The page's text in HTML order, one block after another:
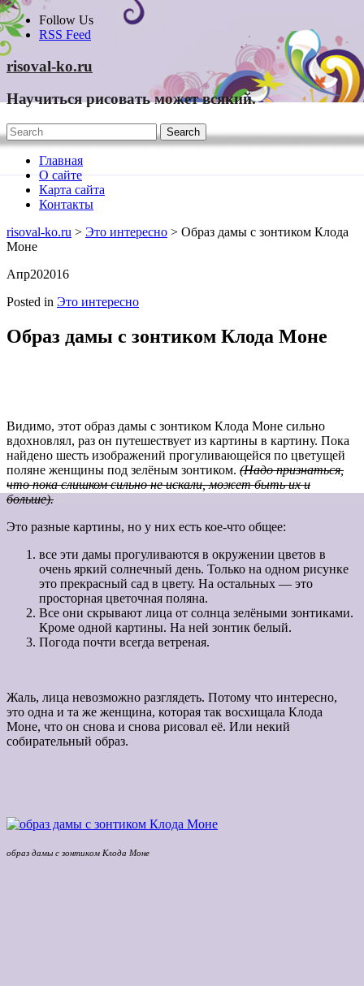
Skip
to
content
Follow Us
RSS Feed
risoval-ko.ru
Научиться рисовать может всякий.
Главная
О сайте
Карта сайта
Контакты
risoval-ko.ru > Это интересно > Образ дамы с зонтиком Клода
Моне
Апр202016
Posted in Это интересно
Образ дамы с зонтиком Клода Моне
Видимо, этот образ дамы с зонтиком Клода Моне сильно
вдохновлял, раз он путешествует из картины в картину. Пока
найдено шесть изображений прогуливающейся по цветущей
поляне женщины под зелёным зонтиком. (Надо признаться,
что пока слишком сильно не искали, может быть их и
больше).
Это разные картины, но у них есть кое-что общее:
все эти дамы прогуливаются в окружении цветов в
очень яркий солнечный день. Только на одном рисунке
это прекрасный сад в цвету. На остальных — это
просторная цветочная поляна.
Все они скрывают лица от солнца зелёными зонтиками.
Кроме одной картины. На ней зонтик белый.
Погода почти всегда ветреная.
Жаль, лица невозможно разглядеть. Потому что интересно,
это одна и та же женщина, которая так восхищала Клода
Моне, что он снова и снова рисовал её. Или некий
собирательный образ.
образ дамы с зонтиком Клода Моне